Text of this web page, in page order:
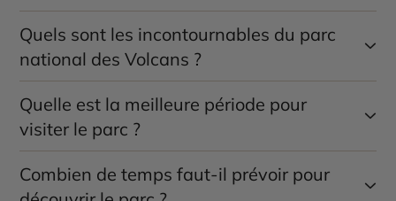
Quels sont les incontournables du parc
national des Volcans ?
Le trek des gorilles, l’observation des singes dorés,
l’ascension du mont Bisoke, le tombeau de Dian
Fossey et les randonnées dans les forêts des Virunga
Quelle est la meilleure période pour
visiter le parc ?
Les saisons sèches, de juin à septembre et de
décembre à février, offrent les meilleures conditions
Combien de temps faut-il prévoir pour